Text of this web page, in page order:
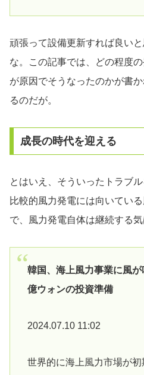
頑張って設備更新すれば良い
な。この記事では、どの程度
が原因でそうなったのかが書
るのだが。
成長の時代を迎える
とはいえ、そういったトラブ
比較的風力発電には向いてい
で、風力発電自体は継続する気
韓国、海上風力事業に風
億ウォンの投資準備
2024.07.10 11:02
世界的に海上風力市場が